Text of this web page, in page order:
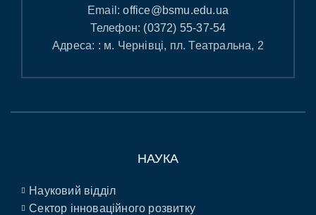
Email:office@bsmu.edu.ua
Телефон: (0372) 55-37-54
Адреса: : м. Чернівці, пл. Театральна, 2
НАУКА
Науковий відділ
Сектор інноваційного розвитку